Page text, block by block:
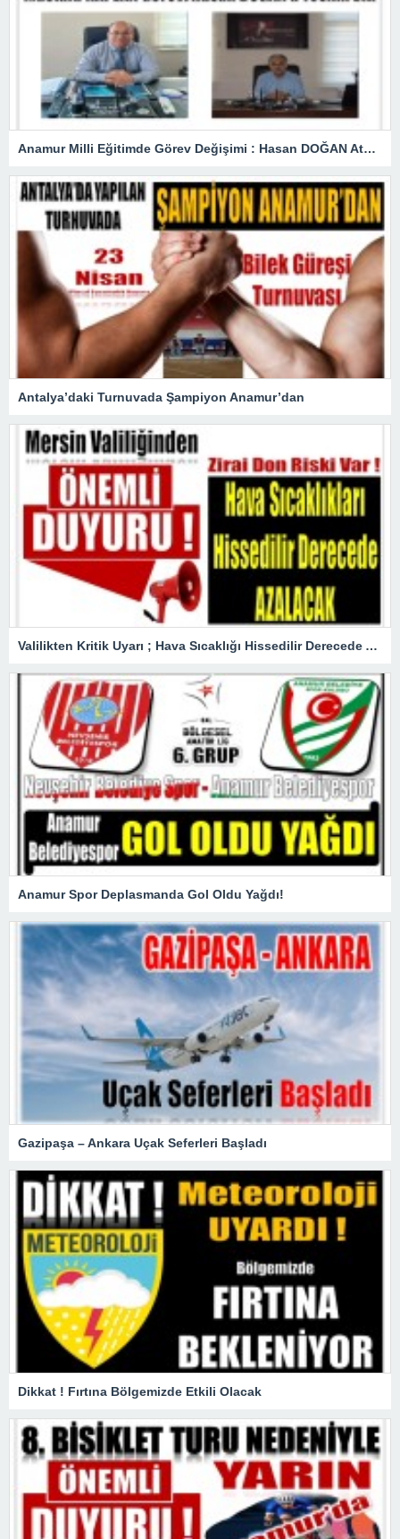
Anamur Milli Eğitimde Görev Değişimi : Hasan DOĞAN Atandı
Antalya’daki Turnuvada Şampiyon Anamur’dan
Valilikten Kritik Uyarı ; Hava Sıcaklığı Hissedilir Derecede Azalacak!
Anamur Spor Deplasmanda Gol Oldu Yağdı!
Gazipaşa – Ankara Uçak Seferleri Başladı
Dikkat ! Fırtına Bölgemizde Etkili Olacak